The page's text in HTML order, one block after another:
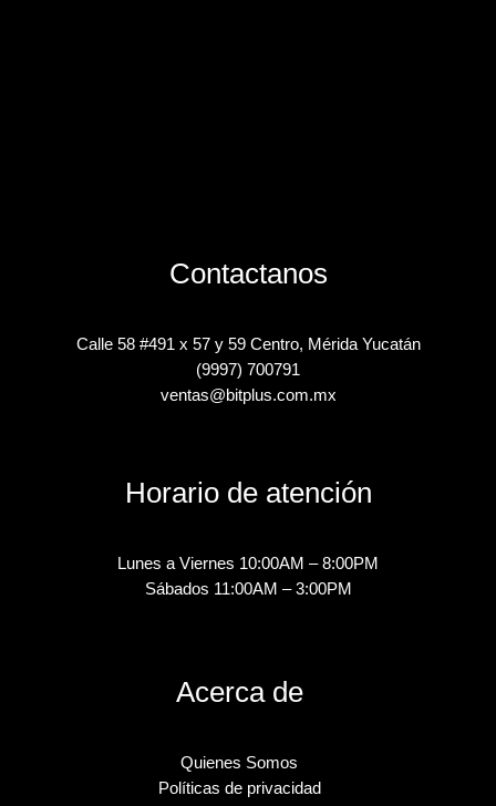
Contactanos
Calle 58 #491 x 57 y 59 Centro, Mérida Yucatán
(9997) 700791
ventas@bitplus.com.mx
Horario de atención
Lunes a Viernes 10:00AM – 8:00PM
Sábados 11:00AM – 3:00PM
Acerca de
Quienes Somos
Políticas de privacidad